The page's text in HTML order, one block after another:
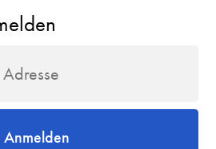
Anmelden